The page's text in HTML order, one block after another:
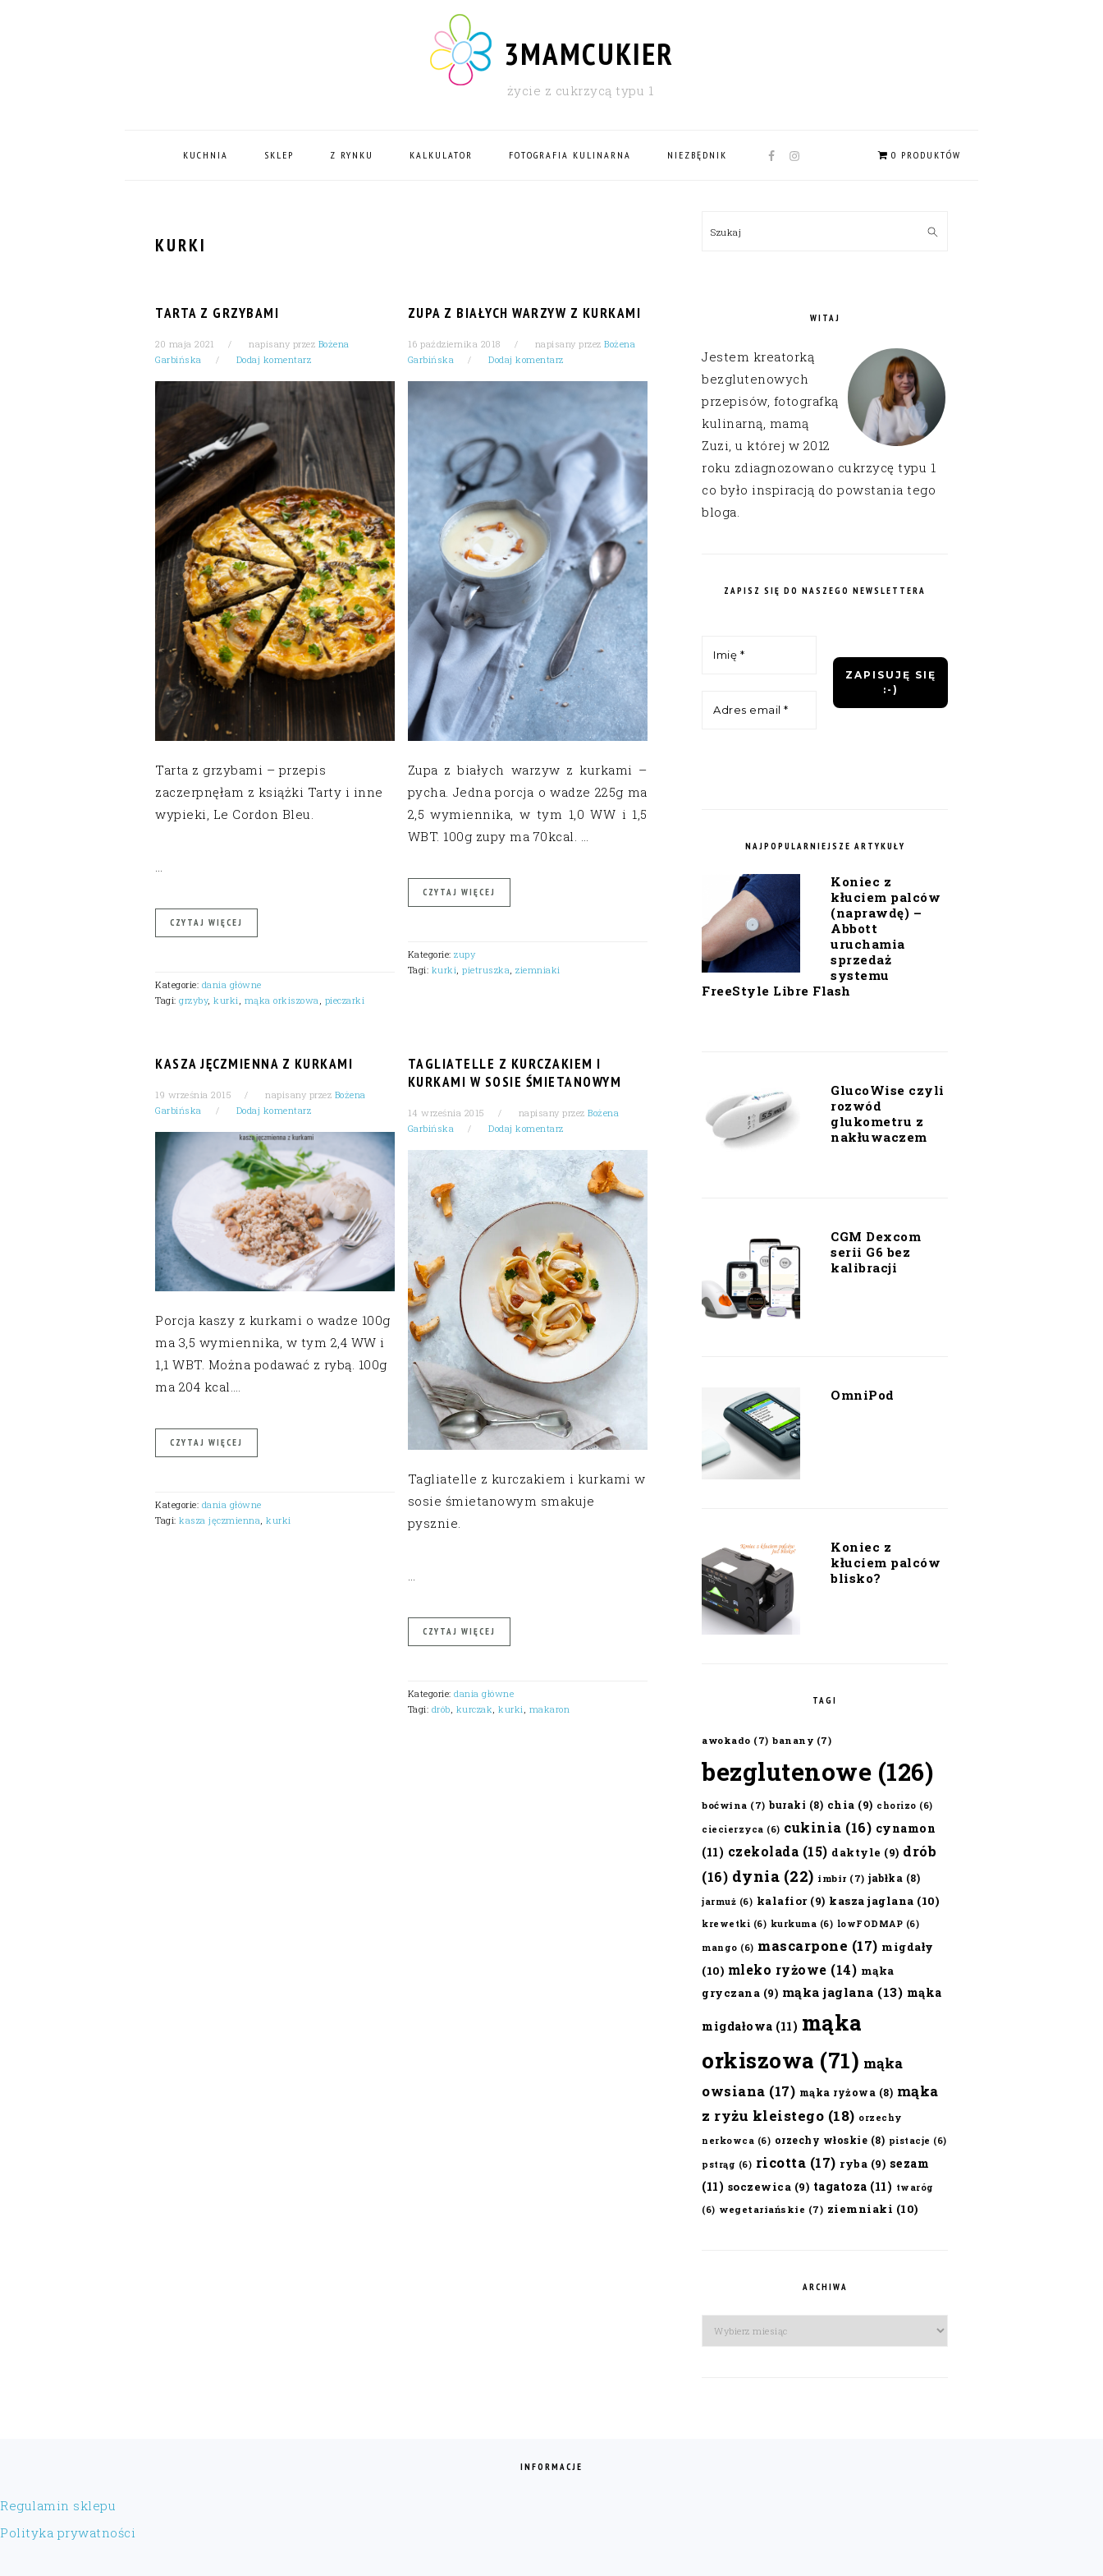
3MAMCUKIER
życie z cukrzycą typu 1
KUCHNIA SKLEP Z RYNKU KALKULATOR FOTOGRAFIA KULINARNA NIEZBĘDNIK
NAV
0 PRODUKTÓW
KURKI
TARTA Z GRZYBAMI
20 maja 2021 napisany przez Bożena
Garbińska
Dodaj komentarz
Tarta z grzybami – przepis
zaczerpnęłam z książki Tarty i inne
wypieki, Le Cordon Bleu.
…
CZYTAJ WIĘCEJ
Kategorie: dania główne
Tagi: grzyby, kurki, mąka orkiszowa, pieczarki
ZUPA Z BIAŁYCH WARZYW Z KURKAMI
16 października 2018 napisany przezBożena
Garbińska
Dodaj komentarz
Zupa z białych warzyw z kurkami –
pycha. Jedna porcja o wadze 225g ma
2,5 wymiennika, w tym 1,0 WW i 1,5
WBT. 100g zupy ma 70kcal. …
CZYTAJ WIĘCEJ
Kategorie:zupy
Tagi: kurki,pietruszka,ziemniaki
KASZA JĘCZMIENNA Z KURKAMI
19 września 2015 napisany przez Bożena
Garbińska
Dodaj komentarz
Porcja kaszy z kurkami o wadze 100g
ma 3,5 wymiennika, w tym 2,4 WW i
1,1 WBT. Można podawać z rybą. 100g
ma 204 kcal….
CZYTAJ WIĘCEJ
Kategorie: dania główne
Tagi: kasza jęczmienna, kurki
TAGLIATELLE Z KURCZAKIEM I
KURKAMI W SOSIE ŚMIETANOWYM
14 września 2015 napisany przezBożena
Garbińska
Dodaj komentarz
Tagliatelle z kurczakiem i kurkami w
sosie śmietanowym smakuje
pysznie.
…
CZYTAJ WIĘCEJ
Kategorie:dania główne
Tagi: drób, kurczak,kurki, makaron
SIDEBAR
Szukaj
WITAJ
Jestem kreatorką
bezglutenowych
przepisów, fotografką
kulinarną, mamą
Zuzi, u której w 2012
roku zdiagnozowano cukrzycę typu 1
co było inspiracją do powstania tego
bloga.
ZAPISZ SIĘ DO NASZEGO NEWSLETTERA
NAJPOPULARNIEJSZE ARTYKUŁY
Koniec z
kłuciem palców
(naprawdę) –
Abbott
uruchamia
sprzedaż
systemu
FreeStyle Libre Flash
GlucoWise czyli
rozwód
glukometru z
nakłuwaczem
CGM Dexcom
serii G6 bez
kalibracji
OmniPod
Koniec z
kłuciem palców
blisko?
TAGI
awokado (7) banany (7)
bezglutenowe (126)
boćwina (7) buraki (8) chia (9) chorizo (6)
ciecierzyca (6) cukinia (16) cynamon
(11) czekolada (15) daktyle (9) drób
(16) dynia (22) imbir (7) jabłka (8)
jarmuż (6) kalafior(9) kasza jaglana (10)
krewetki (6) kurkuma (6) lowFODMAP (6)
mango (6) mascarpone (17) migdały
(10) mleko ryżowe (14) mąka
gryczana (9) mąka jaglana (13) mąka
migdałowa (11) mąka
orkiszowa (71) mąka
owsiana (17) mąka ryżowa (8) mąka
z ryżu kleistego (18) orzechy
nerkowca (6) orzechy włoskie (8) pistacje (6)
pstrąg (6) ricotta (17) ryba (9) sezam
(11) soczewica (9) tagatoza (11) twaróg
(6) wegetariańskie (7) ziemniaki (10)
ARCHIWA
Archiwa
INFORMACJE
Regulamin sklepu
Polityka prywatności